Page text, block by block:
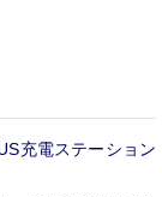
充電ステーション